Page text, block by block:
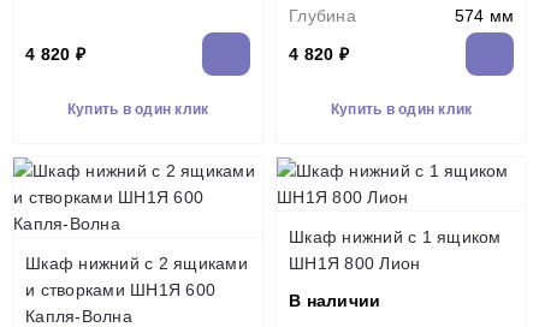
4 820 ₽
Купить в один клик
Глубина
574 мм
4 820 ₽
Купить в один клик
Шкаф нижний с 2 ящиками
и створками ШН1Я 600
Капля-Волна
Шкаф нижний с 1 ящиком
ШН1Я 800 Лион
В наличии